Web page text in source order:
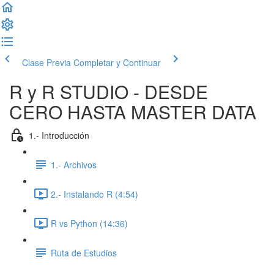
Clase Previa Completar y Continuar
R y R STUDIO - DESDE
CERO HASTA MASTER DATA
1.- Introducción
1.- Archivos
2.- Instalando R (4:54)
R vs Python (14:36)
Ruta de Estudios